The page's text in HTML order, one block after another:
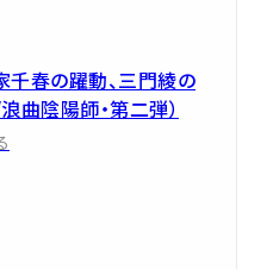
千春の躍動、三門綾の
曲陰陽師・第二弾）